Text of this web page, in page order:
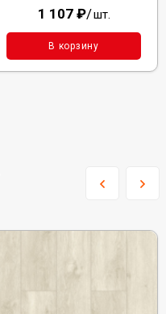
1 107 ₽/шт.
В корзину